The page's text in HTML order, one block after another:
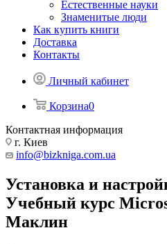
Естественные науки
Знаменитые люди
Как купить книги
Доставка
Контакты
Личный кабинет
Корзина0
Контактная информация
г. Киев
info@bizkniga.com.ua
Установка и
Учебный курс
Маклин